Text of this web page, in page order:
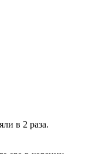
в 2 раза.